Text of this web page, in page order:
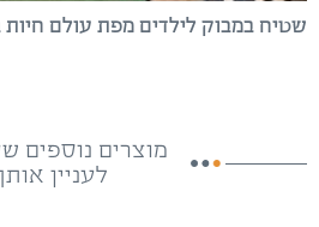
שטיח במבוק לילדים מפת עולם חיות
מוצרים נוספים
לעניין